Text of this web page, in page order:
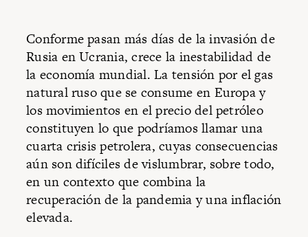
Conforme pasan más días de la invasión de
Rusia en Ucrania, crece la inestabilidad de
la economía mundial. La tensión por el gas
natural ruso que se consume en Europa y
los movimientos en el precio del petróleo
constituyen lo que podríamos llamar una
cuarta crisis petrolera, cuyas consecuencias
aún son difíciles de vislumbrar, sobre todo,
en un contexto que combina la
recuperación de la pandemia y una inflación
elevada.